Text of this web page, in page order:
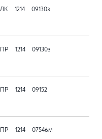
ЛК 1214 09130з
ПР 1214 09130з
ПР 1214 09152
ПР 1214 07546м